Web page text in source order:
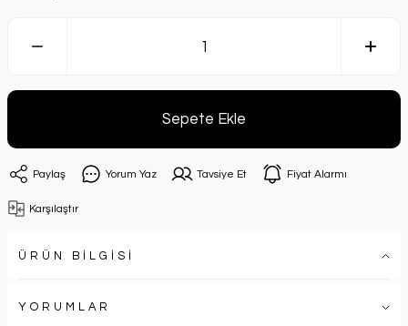
Sepete Ekle
Paylaş Yorum Yaz Tavsiye Et Fiyat Alarmı
Karşılaştır
ÜRÜN BİLGİSİ
YORUMLAR